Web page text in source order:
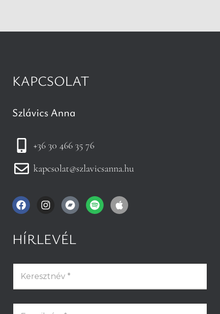
KAPCSOLAT
Szlávics Anna
+36 30 466 35 76
kapcsolat@szlavicsanna.hu
HÍRLEVÉL